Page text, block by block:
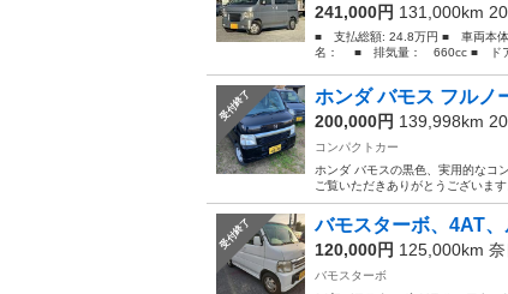
241,000円 131,000km
■ 支払総額: 24.8万円 ■ 車両本
名： ■ 排気量： 660cc ■ ドア
受付終了 ホンダ バモス フルノ
200,000円 139,998km
コンパクトカー
ホンダ バモスの黒色、実用的なコ
ご覧いただきありがとうございま
受付終了 バモスターボ、4AT
120,000円 125,000km 奈
バモスターボ